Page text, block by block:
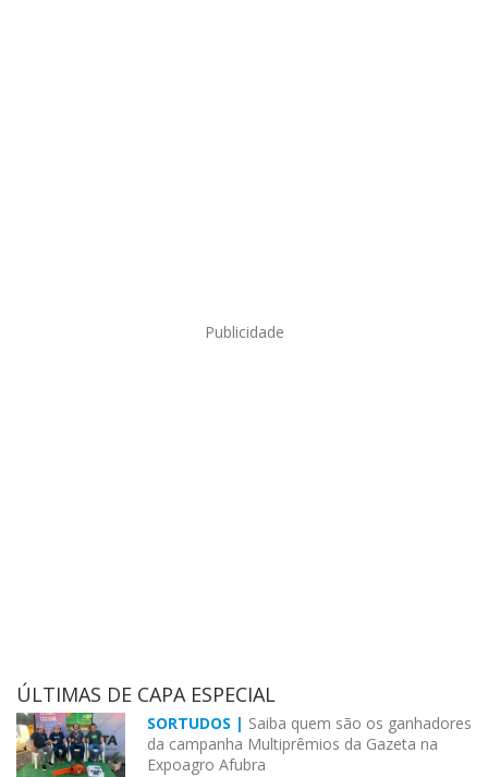
Publicidade
ÚLTIMAS DE CAPA ESPECIAL
SORTUDOS | Saiba quem são os ganhadores
da campanha Multiprêmios da Gazeta na
Expoagro Afubra